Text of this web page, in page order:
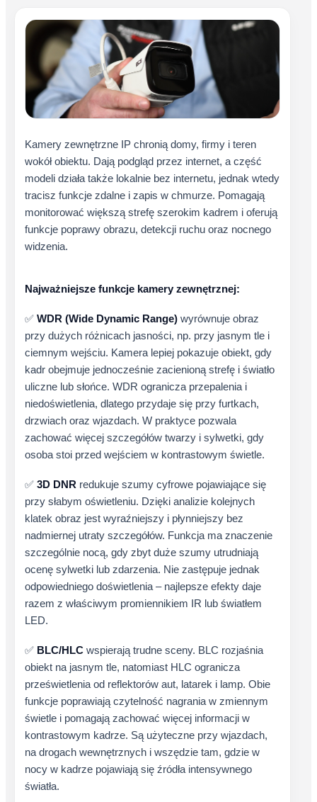
Kamery zewnętrzne IP chronią domy, firmy i teren
wokół obiektu. Dają podgląd przez internet, a część
modeli działa także lokalnie bez internetu, jednak wtedy
tracisz funkcje zdalne i zapis w chmurze. Pomagają
monitorować większą strefę szerokim kadrem i oferują
funkcje poprawy obrazu, detekcji ruchu oraz nocnego
widzenia.
Najważniejsze funkcje kamery zewnętrznej:
✅ WDR (Wide Dynamic Range) wyrównuje obraz
przy dużych różnicach jasności, np. przy jasnym tle i
ciemnym wejściu. Kamera lepiej pokazuje obiekt, gdy
kadr obejmuje jednocześnie zacienioną strefę i światło
uliczne lub słońce. WDR ogranicza przepalenia i
niedoświetlenia, dlatego przydaje się przy furtkach,
drzwiach oraz wjazdach. W praktyce pozwala
zachować więcej szczegółów twarzy i sylwetki, gdy
osoba stoi przed wejściem w kontrastowym świetle.
✅ 3D DNR redukuje szumy cyfrowe pojawiające się
przy słabym oświetleniu. Dzięki analizie kolejnych
klatek obraz jest wyraźniejszy i płynniejszy bez
nadmiernej utraty szczegółów. Funkcja ma znaczenie
szczególnie nocą, gdy zbyt duże szumy utrudniają
ocenę sylwetki lub zdarzenia. Nie zastępuje jednak
odpowiedniego doświetlenia – najlepsze efekty daje
razem z właściwym promiennikiem IR lub światłem
LED.
✅ BLC/HLC wspierają trudne sceny. BLC rozjaśnia
obiekt na jasnym tle, natomiast HLC ogranicza
prześwietlenia od reflektorów aut, latarek i lamp. Obie
funkcje poprawiają czytelność nagrania w zmiennym
świetle i pomagają zachować więcej informacji w
kontrastowym kadrze. Są użyteczne przy wjazdach,
na drogach wewnętrznych i wszędzie tam, gdzie w
nocy w kadrze pojawiają się źródła intensywnego
światła.